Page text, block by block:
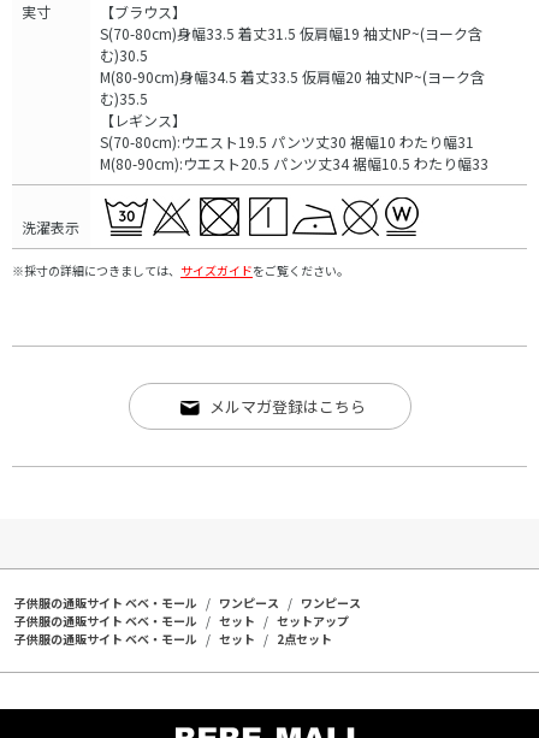
実寸
【ブラウス】
S(70-80cm)身幅33.5 着丈31.5 仮肩幅19 袖丈NP~(ヨーク含
む)30.5
M(80-90cm)身幅34.5 着丈33.5 仮肩幅20 袖丈NP~(ヨーク含
む)35.5
【レギンス】
S(70-80cm):ウエスト19.5 パンツ丈30 裾幅10 わたり幅31
M(80-90cm):ウエスト20.5 パンツ丈34 裾幅10.5 わたり幅33
洗濯表示
※採寸の詳細につきましては、 サイズガイドをご覧ください。
メルマガ登録はこちら
子供服の通販サイト ベベ・モール ワンピース
ワンピース
子供服の通販サイト ベベ・モール
セット
セットアップ
子供服の通販サイト ベベ・モール
セット 2点セット